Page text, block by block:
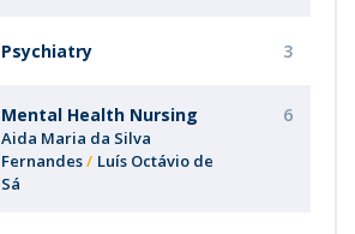
Psychiatry 3
Mental Health Nursing
Aida Maria da Silva
Fernandes
Luís Octávio de
Sá
6